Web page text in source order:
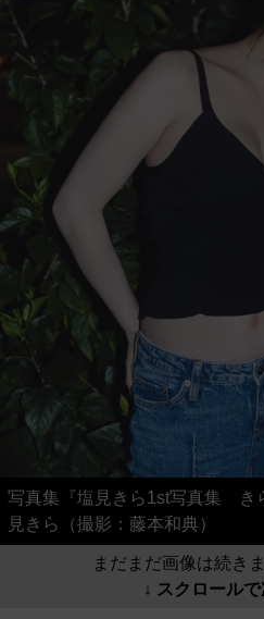
写真集『塩見きら1st写真集 き
見きら（撮影：藤本和典）
まだまだ画像は続き
↓ スクロール